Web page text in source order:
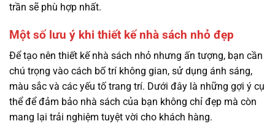
trần sẽ phù hợp nhất.
Một số lưu ý khi thiết kế nhà sách nhỏ đẹp
Để tạo nên thiết kế nhà sách nhỏ nhưng ấn tượng, bạn cần
chú trọng vào cách bố trí không gian, sử dụng ánh sáng,
màu sắc và các yếu tố trang trí. Dưới đây là những gợi ý cụ
thể để đảm bảo nhà sách của bạn không chỉ đẹp mà còn
mang lại trải nghiệm tuyệt vời cho khách hàng.